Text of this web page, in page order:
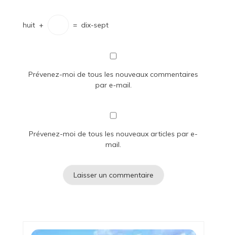
huit + = dix-sept
Prévenez-moi de tous les nouveaux commentaires
par e-mail.
Prévenez-moi de tous les nouveaux articles par e-
mail.